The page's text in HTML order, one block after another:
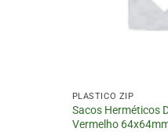
PLÁSTICO ZIP
Sacos Herméticos
Vermelho